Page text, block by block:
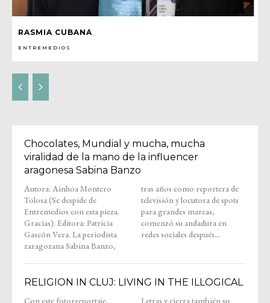
RASMIA CUBANA
ENTREMEDIOS
Chocolates, Mundial y mucha, mucha
viralidad de la mano de la influencer
aragonesa Sabina Banzo
Autora: Ainhoa Montero
Tolosa (Se despide de
Entremedios con esta pieza.
Gracias). Editora: Patricia
Gascón Vera. La periodista
zaragozana Sabina Banzo,
tras años como reportera de
televisión y locutora de spots
para grandes marcas,
comenzó su andadura en
redes sociales después...
RELIGION IN CLUJ: LIVING IN THE ILLOGICAL
Con este fotorreportaje,
Letras y cierra también su